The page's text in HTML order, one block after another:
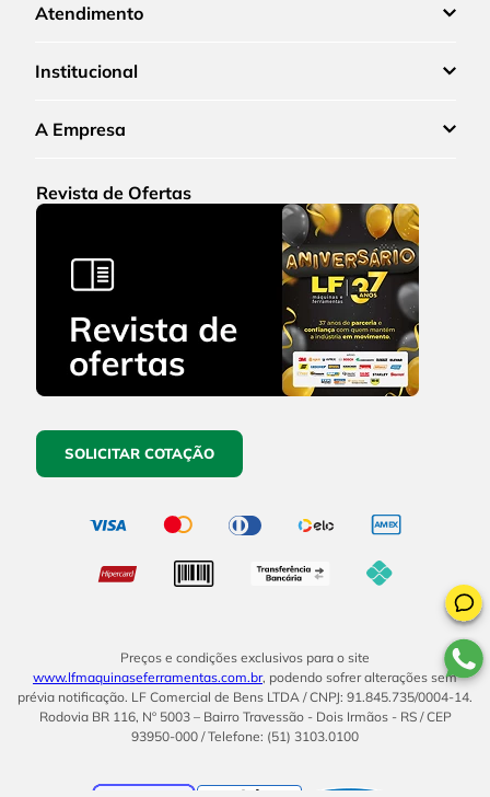
Atendimento
Institucional
A Empresa
Revista de Ofertas
SOLICITAR COTAÇÃO
Preços e condições exclusivos para o site
www.lfmaquinaseferramentas.com.br, podendo sofrer alterações sem
prévia notificação. LF Comercial de Bens LTDA / CNPJ: 91.845.735/0004-14.
Rodovia BR 116, Nº 5003 – Bairro Travessão - Dois Irmãos - RS / CEP
93950-000 / Telefone: (51) 3103.0100